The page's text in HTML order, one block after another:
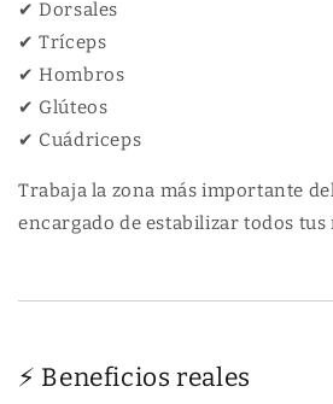
✔ Dorsales
✔ Tríceps
✔ Hombros
✔ Glúteos
✔ Cuádriceps
Trabaja la zona más importante
encargado de estabilizar todos
⚡ Beneficios reales